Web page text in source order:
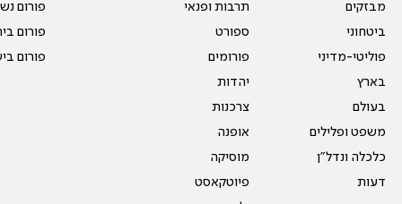
מבזקים
ביטחוני
פוליטי-מדיני
בארץ
בעולם
משפט ופלילים
כלכלה ונדל"ן
דעות
תרבות ופנאי
ספורט
פורומים
יהדות
צרכנות
אופנה
מוסיקה
פיוטקאסט
פורום
פורום
פורום